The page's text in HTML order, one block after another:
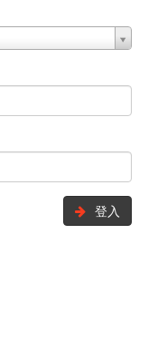
登入